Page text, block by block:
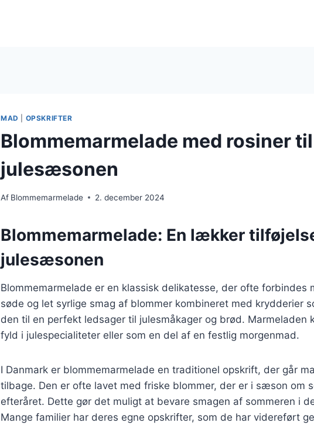
MAD OPSKRIFTER
Blommemarmelade med rosiner til
julesæsonen
Af Blommemarmelade 2. december 2024
Blommemarmelade: En lækker
julesæsonen
Blommemarmelade er en klassisk delikatesse, der ofte forbindes
søde og let syrlige smag af blommer kombineret med krydderier
den til en perfekt ledsager til julesmåkager og brød. Marmeladen
fyld i julespecialiteter eller som en del af en festlig morgenmad.
I Danmark er blommemarmelade en traditionel opskrift, der går
tilbage. Den er ofte lavet med friske blommer, der er i sæson om
efteråret. Dette gør det muligt at bevare smagen af sommeren i
Mange familier har deres egne opskrifter, som de har videreført